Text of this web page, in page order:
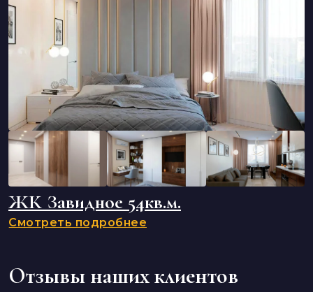
ЖК Завидное 54кв.м.
Смотреть подробнее
Отзывы наших клиентов